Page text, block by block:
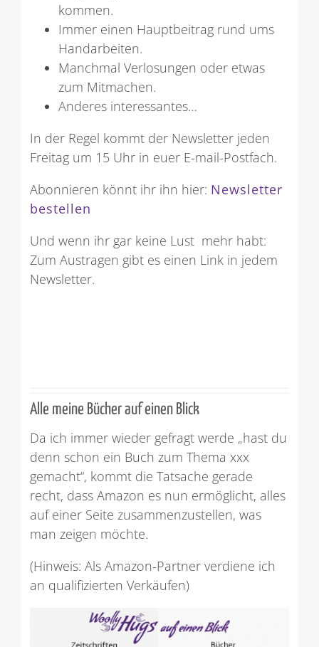
kommen.
Immer einen Hauptbeitrag rund ums
Handarbeiten.
Manchmal Verlosungen oder etwas
zum Mitmachen.
Anderes interessantes…
In der Regel kommt der Newsletter jeden
Freitag um 15 Uhr in euer E-mail-Postfach.
Abonnieren könnt ihr ihn hier: Newsletter
bestellen
Und wenn ihr gar keine Lust mehr habt:
Zum Austragen gibt es einen Link in jedem
Newsletter.
Alle meine Bücher auf einen Blick
Da ich immer wieder gefragt werde „hast du
denn schon ein Buch zum Thema xxx
gemacht“, kommt die Tatsache gerade
recht, dass Amazon es nun ermöglicht, alles
auf einer Seite zusammenzustellen, was
man zeigen möchte.
(Hinweis: Als Amazon-Partner verdiene ich
an qualifizierten Verkäufen)